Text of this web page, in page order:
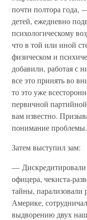
почти полтора года,
детей, ежедневно
психологическому
что в той или иной
физическом и
добавили, работая с
все это принять во
то это уже
первичной
вам известно.
понимание проблемы.
Затем выступил зам:
— Дискредитировали
офицера, чекиста-
тайны,
Америке,
выдворению двух